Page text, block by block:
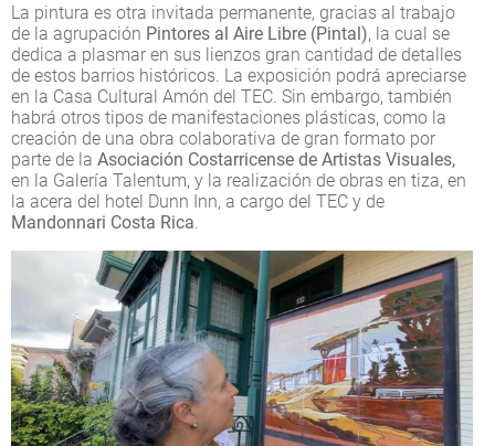
La pintura es otra invitada permanente, gracias al trabajo
de la agrupación Pintores al Aire Libre (Pintal), la cual se
dedica a plasmar en sus lienzos gran cantidad de detalles
de estos barrios históricos. La exposición podrá apreciarse
en la Casa Cultural Amón del TEC. Sin embargo, también
habrá otros tipos de manifestaciones plásticas, como la
creación de una obra colaborativa de gran formato por
parte de la Asociación Costarricense de Artistas Visuales,
en la Galería Talentum, y la realización de obras en tiza, en
la acera del hotel Dunn Inn, a cargo del TEC y de
Mandonnari Costa Rica